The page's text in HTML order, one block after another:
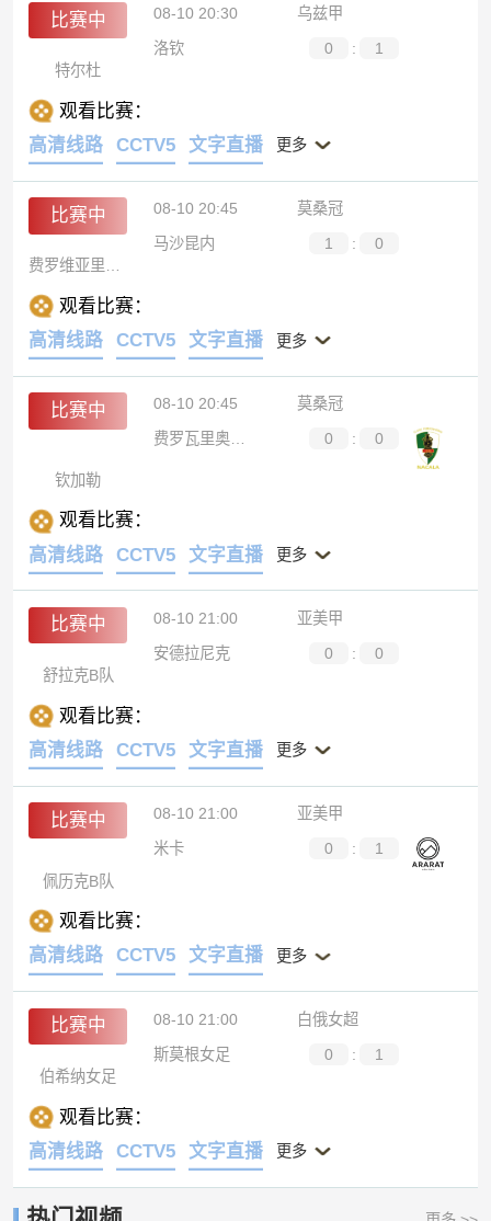
比赛中 08-10 20:30
乌兹甲
洛钦
0 :
1
特尔杜
观看比赛：
高清线路
CCTV5 文字直播 更多
比赛中 08-10 20:45
莫桑冠
马沙昆内
1 :
0
观看比赛：
高清线路
CCTV5 文字直播 更多
比赛中 08-10 20:45
莫桑冠
费罗瓦里奥利欣加
0 : 0
钦加勒
观看比赛：
高清线路
CCTV5 文字直播 更多
比赛中 08-10 21:00
亚美甲
安德拉尼克
0 :
0
观看比赛：
高清线路
CCTV5 文字直播 更多
比赛中 08-10 21:00
亚美甲
米卡
0 :
1
佩历克B队
观看比赛：
高清线路
CCTV5 文字直播 更多
比赛中 08-10 21:00
白俄女超
斯莫根女足
0 :
1
伯希纳女足
观看比赛：
高清线路
CCTV5 文字直播 更多